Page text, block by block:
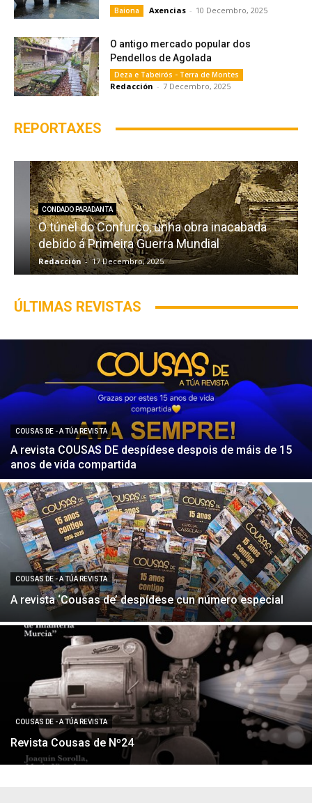
Baiona Axencias - 10 Decembro, 2025
O antigo mercado popular dos
Pendellos de Agolada
Deza e Tabeirós - Terra de Montes
Redacción - 7 Decembro, 2025
REPORTAXES
CONDADO PARADANTA
O túnel do Confurco, unha obra inacabada
debido á Primeira Guerra Mundial
Redacción - 17 Decembro, 2025
ÚLTIMAS REVISTAS
COUSAS DE - A TÚA REVISTA
A revista COUSAS DE despídese despois de máis de 15
anos de vida compartida
COUSAS DE - A TÚA REVISTA
A revista ‘Cousas de’ despídese cun número especial
COUSAS DE - A TÚA REVISTA
Revista Cousas de Nº24